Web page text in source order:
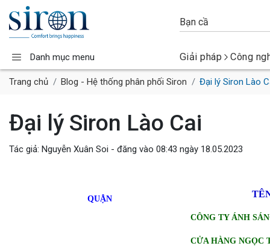
Danh mục menu Giải pháp Công
Trang chủ Blog - Hệ thống phân phối Siron Đại lý Siron Lào
Đại lý Siron Lào Cai
Tác giả: Nguyễn Xuân Soi - đăng vào 08:43 ngày 18.05.2023
QUẬN
CÔNG TY ÁNH
CỬA HÀNG NGỌC